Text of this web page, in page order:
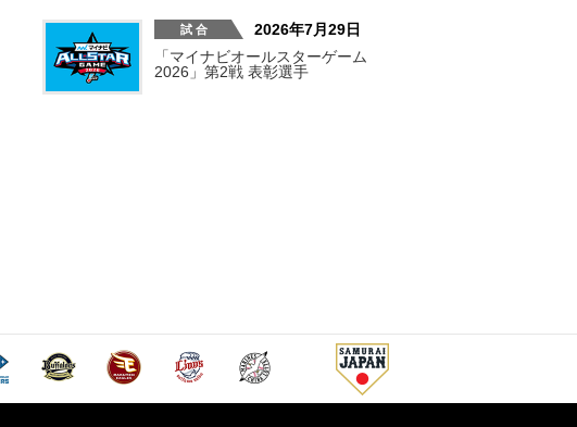
2026年7月29日
「マイナビオールスターゲーム
2026」第2戦 表彰選手